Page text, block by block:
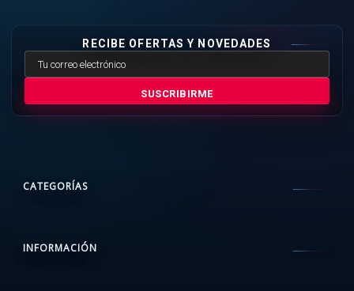
RECIBE OFERTAS Y NOVEDADES
SUSCRIBIRME
CATEGORÍAS
INFORMACIÓN